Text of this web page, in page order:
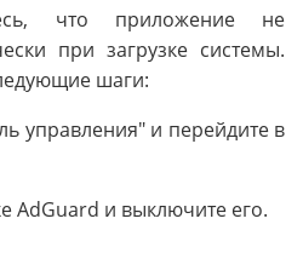
что приложение не
при загрузке системы.
шаги:
управления" и перейдите в
AdGuard и выключите его.